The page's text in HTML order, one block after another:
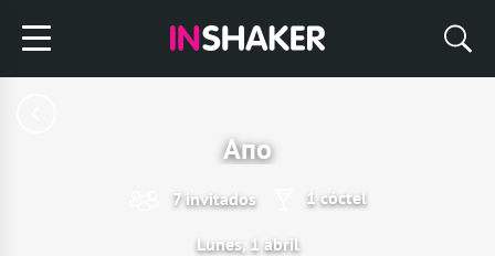
Апо
7 invitados 1 cóctel
Lunes, 1 abril